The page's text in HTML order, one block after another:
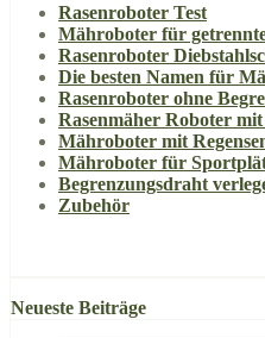
Rasenroboter Test
Mähroboter für
Rasenroboter
Die besten Namen für
Rasenroboter ohne
Rasenmäher Roboter mit
Mähroboter mit
Mähroboter für
Begrenzungsdraht
Zubehör
Neueste Beiträge